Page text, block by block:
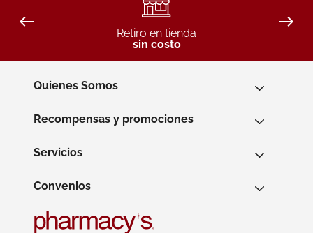
Retiro en tienda
sin costo
Quienes Somos
Recompensas y promociones
Servicios
Convenios